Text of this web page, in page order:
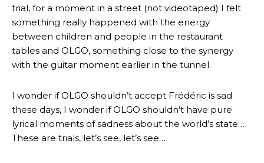
trial, for a moment in a street (not videotaped) I felt
something really happened with the energy
between children and people in the restaurant
tables and OLGO, something close to the synergy
with the guitar moment earlier in the tunnel.
I wonder if OLGO shouldn’t accept Frédéric is sad
these days, I wonder if OLGO shouldn’t have pure
lyrical moments of sadness about the world’s state…
These are trials, let’s see, let’s see…